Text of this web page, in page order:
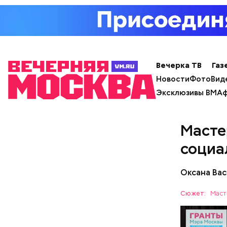
Вечерка ТВ
НовостиФото
Эксклюзивы ВМ
Оксана
Сюжет:
отдать
—
— Может
академик.